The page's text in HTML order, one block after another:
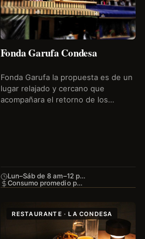
Fonda Garufa Condesa
Fonda Garufa la propuesta es de un
lugar relajado y cercano que
acompañara el retorno de los
Lun–Sáb de 8 am–12 p…
Consumo promedio p…
RESTAURANTE · LA CONDESA